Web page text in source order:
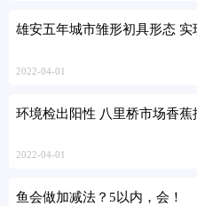
雄安五年城市雏形初具形态 实
2022-04-01
环境检出阳性 八里桥市场香
2022-04-01
鱼会做加减法？5以内，会！